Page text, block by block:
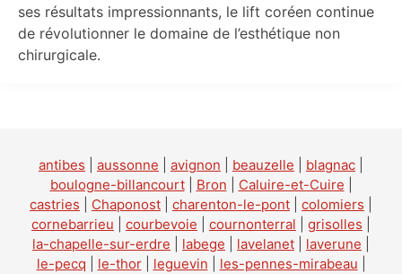
ses résultats impressionnants, le lift coréen continue
de révolutionner le domaine de l’esthétique non
chirurgicale.
antibes aussonne avignon beauzelle blagnac
boulogne-billancourt| Bron Caluire-et-Cuire
castries
Chaponost charenton-le-pont colomiers
cornebarrieu
courbevoie cournonterral grisolles
la-chapelle-sur-erdre
labege lavelanet laverune
le-pecq
le-thor| leguevin les-pennes-mirabeau